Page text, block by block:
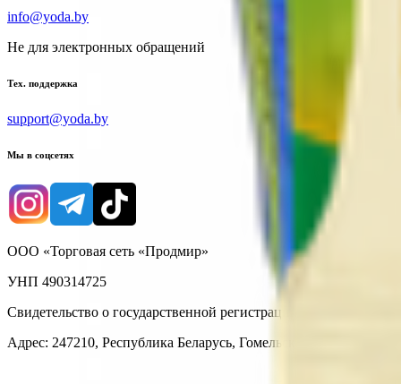
info@yoda.by
Не для электронных обращений
Тех. поддержка
support@yoda.by
Мы в соцсетях
ООО «Торговая сеть «Продмир»
УНП 490314725
Свидетельство о государственной регистрации № 490314725
Адрес: 247210, Республика Беларусь, Гомельская обл., г.